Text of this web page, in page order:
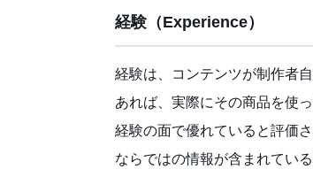
経験（Experience）
経験は、コンテンツが制作者
あれば、実際にその商品を使
経験の面で優れていると評価
ならではの情報が含まれてい